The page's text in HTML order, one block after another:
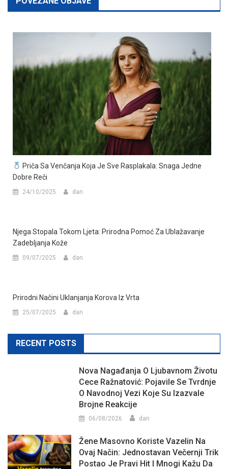
Priča Sa Venčanja Koja Je Sve Rasplakala: Snaga Jedne
Dobre Reči
24/10/2025 dan
Njega Stopala Tokom Ljeta: Prirodna Pomoć Za Ublažavanje
Zadebljanja Kože
09/07/2025 dan
Prirodni Načini Uklanjanja Korova Iz Vrta
25/07/2025 dan
RECENT POSTS
Nova Nagađanja O Ljubavnom Životu
Cece Ražnatović: Pojavile Se Tvrdnje
O Navodnoj Vezi Koje Su Izazvale
Brojne Reakcije
06/08/2026 dan
Žene Masovno Koriste Vazelin Na
Ovaj Način: Jednostavan Večernji Trik
Postao Je Pravi Hit I Mnogi Kažu Da